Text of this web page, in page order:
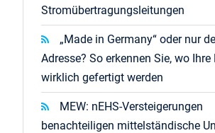
Stromübertragungsleitungen
„Made in Germany“ oder nur
Adresse? So erkennen Sie, wo
wirklich gefertigt werden
MEW: nEHS-Versteigerungen
benachteiligen mittelständische